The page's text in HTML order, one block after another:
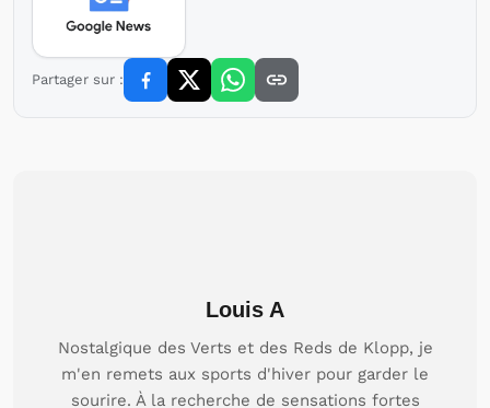
Partager sur :
Louis A
Nostalgique des Verts et des Reds de Klopp, je
m'en remets aux sports d'hiver pour garder le
sourire. À la recherche de sensations fortes